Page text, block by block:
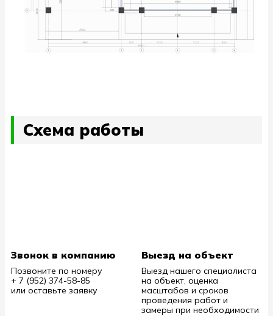
Схема работы
Звонок в компанию
Позвоните по номеру
+ 7 (952) 374-58-85
или оставьте заявку
Выезд на объект
Выезд нашего специалиста
на объект, оценка
масштабов и сроков
проведения работ и
замеры при необходимости